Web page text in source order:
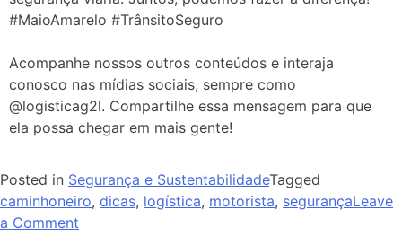
#MaioAmarelo #TrânsitoSeguro
Acompanhe nossos outros conteúdos e interaja
conosco nas mídias sociais, sempre como
@logisticag2l. Compartilhe essa mensagem para que
ela possa chegar em mais gente!
Posted in Segurança e SustentabilidadeTagged
caminhoneiro, dicas, logística, motorista, segurançaLeave
a Comment